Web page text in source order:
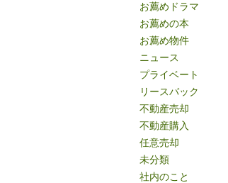
お薦めドラマ
お薦めの本
お薦め物件
ニュース
プライベート
リースバック
不動産売却
不動産購入
任意売却
未分類
社内のこと